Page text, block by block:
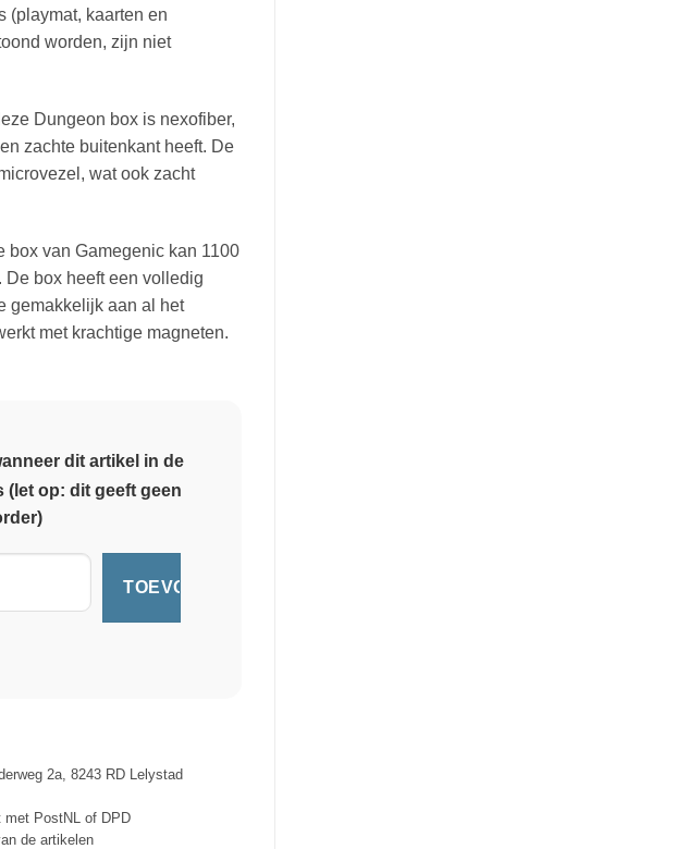
(playmat, kaarten en
worden, zijn niet
Dungeon box is nexofiber,
zachte buitenkant heeft. De
wat ook zacht
box van Gamegenic kan 1100
box heeft een volledig
gemakkelijk aan al het
met krachtige magneten.
dit artikel in de
op: dit geeft geen
2a, 8243 RD Lelystad
met PostNL of DPD
de artikelen